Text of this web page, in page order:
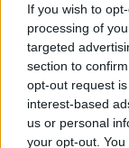
If you wish to
processing of
targeted
section to
opt-out request
interest-based
us or personal
your opt-out.